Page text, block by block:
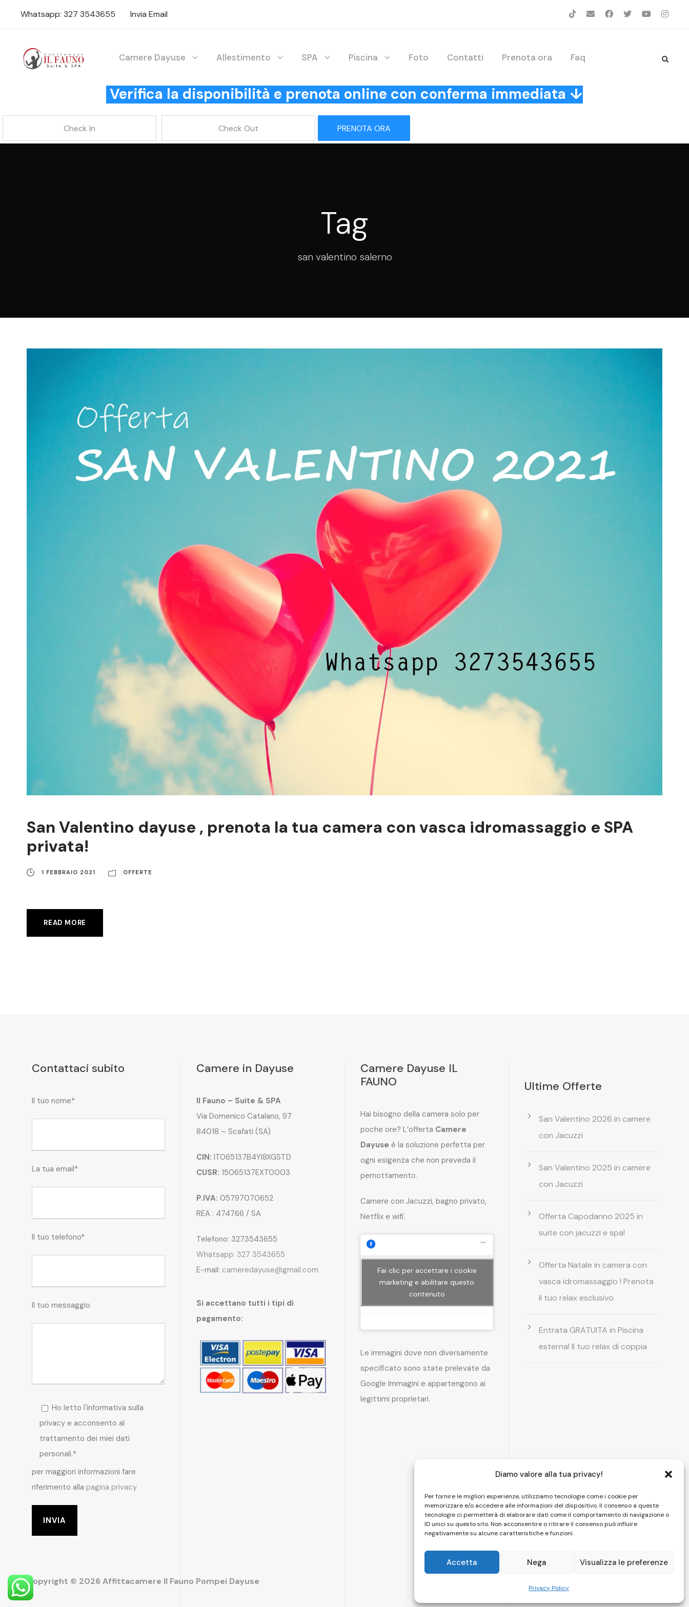
Diamo valore alla tua privacy!
Per fornire le migliori esperienze, utilizziamo tecnologie come i cookie per
memorizzare e/o accedere alle informazioni del dispositivo. Il consenso a queste
tecnologie ci permetterà di elaborare dati come il comportamento di navigazione o
ID unici su questo sito. Non acconsentire o ritirare il consenso può influire
negativamente su alcune caratteristiche e funzioni.
Accetta Nega Visualizza le preferenze
Privacy Policy
Whatsapp: 327 3543655 Invia Email
Camere Dayuse Allestimento SPA Piscina Foto Contatti Prenota ora Faq
Verifica la disponibilità e prenota online con conferma immediata ↓
PRENOTA ORA
Tag
san valentino salerno
San Valentino dayuse , prenota la tua camera con vasca idromassaggio e SPA
privata!
1 FEBBRAIO 2021 OFFERTE
READ MORE
Contattaci subito
Il tuo nome*
La tua email*
Il tuo telefono*
Il tuo messaggio
Ho letto l'informativa sulla
privacy e acconsento al
trattamento dei miei dati
personali.*
per maggiori informazioni fare
riferimento alla pagina privacy
Camere in Dayuse
Il Fauno – Suite & SPA
Via Domenico Catalano, 97
84018 – Scafati (SA)
CIN: IT065137B4YI8XGSTD
CUSR: 15065137EXT0003
P.IVA: 05797070652
REA : 474766 / SA
Telefono: 3273543655
Whatsapp: 327 3543655
E-mail: cameredayuse@gmail.com
Si accettano tutti i tipi di
pagamento:
Camere Dayuse IL
FAUNO
Hai bisogno della camera solo per
poche ore? L’offerta Camere
Dayuse è la soluzione perfetta per
ogni esigenza che non preveda il
pernottamento.
Camere con Jacuzzi, bagno privato,
Netflix e wifi.
Fai clic per accettare i cookie
marketing e abilitare questo
contenuto
Le immagini dove non diversamente
specificato sono state prelevate da
Google Immagini e appartengono ai
legittimi proprietari.
Ultime Offerte
San Valentino 2026 in camere
con Jacuzzi
San Valentino 2025 in camere
con Jacuzzi
Offerta Capodanno 2025 in
suite con jacuzzi e spa!
Offerta Natale in camera con
vasca idromassaggio ! Prenota
il tuo relax esclusivo
Entrata GRATUITA in Piscina
esterna! Il tuo relax di coppia
Copyright © 2026 Affittacamere Il Fauno Pompei Dayuse